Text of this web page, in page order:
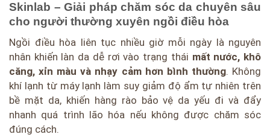
Skinlab – Giải pháp chăm sóc da chuyên sâu
cho người thường xuyên ngồi điều hòa
Ngồi điều hòa liên tục nhiều giờ mỗi ngày là nguyên
nhân khiến làn da dễ rơi vào trạng thái mất nước, khô
căng, xỉn màu và nhạy cảm hơn bình thường. Không
khí lạnh từ máy lạnh làm suy giảm độ ẩm tự nhiên trên
bề mặt da, khiến hàng rào bảo vệ da yếu đi và đẩy
nhanh quá trình lão hóa nếu không được chăm sóc
đúng cách.